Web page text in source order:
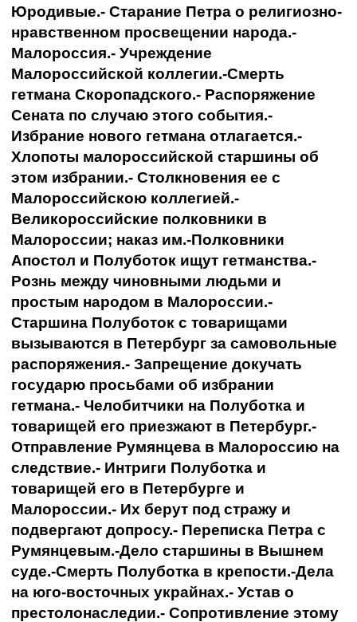
Юродивые.- Старание Петра о религиозно-
нравственном просвещении народа.-
Малороссия.- Учреждение
Малороссийской коллегии.-Смерть
гетмана Скоропадского.- Распоряжение
Сената по случаю этого события.-
Избрание нового гетмана отлагается.-
Хлопоты малороссийской старшины об
этом избрании.- Столкновения ее с
Малороссийскою коллегией.-
Великороссийские полковники в
Малороссии; наказ им.-Полковники
Апостол и Полуботок ищут гетманства.-
Рознь между чиновными людьми и
простым народом в Малороссии.-
Старшина Полуботок с товарищами
вызываются в Петербург за самовольные
распоряжения.- Запрещение докучать
государю просьбами об избрании
гетмана.- Челобитчики на Полуботка и
товарищей его приезжают в Петербург.-
Отправление Румянцева в Малороссию на
следствие.- Интриги Полуботка и
товарищей его в Петербурге и
Малороссии.- Их берут под стражу и
подвергают допросу.- Переписка Петра с
Румянцевым.-Дело старшины в Вышнем
суде.-Смерть Полуботка в крепости.-Дела
на юго-восточных украйнах.- Устав о
престолонаследии.- Сопротивление этому